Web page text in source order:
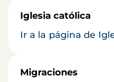
Iglesia católica
Ir a la página de
Migraciones